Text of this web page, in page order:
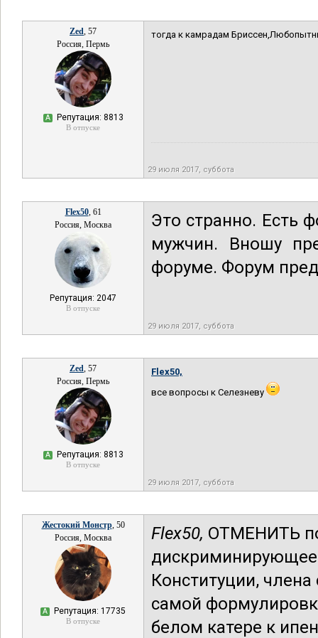
Zed, 57
Россия, Пермь
А Репутация: 8813
В отпуске
тогда к камрадам
29 июля 2017, суббота
Flex50, 61
Россия, Москва
Репутация: 2047
В отпуске
Это странно. Есть
мужчин. Вношу
форуме. Форум
29 июля 2017, суббота
Zed, 57
Россия, Пермь
А Репутация: 8813
В отпуске
Flex50,
все вопросы к Селезневу
29 июля 2017, суббота
Жестокий Монстр, 50
Россия, Москва
А Репутация: 17735
В отпуске
Flex50, ОТМЕНИТЬ
дискриминирующее
Конституции,
самой
белом катере к